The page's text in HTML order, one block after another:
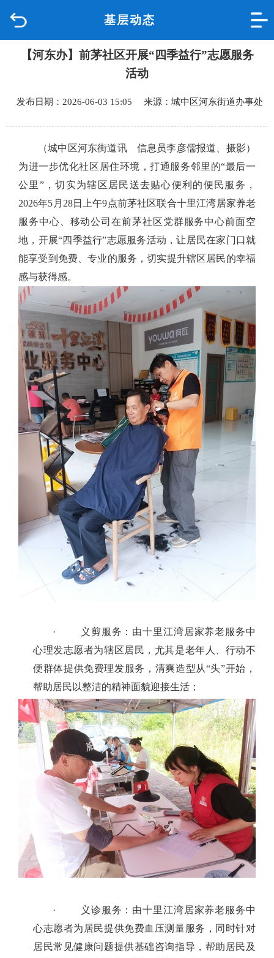
基层动态
品质城中
政府信息公开
互动回应
数据专题
【河东办】前茅社区开展“四季益行”志愿服务
活动
发布日期：2026-06-03 15:05 来源：城中区河东街道办事处
（城中区河东街道讯 信息员李彦儒报道、摄影）
为进一步优化社区居住环境，打通服务邻里的“最后一
公里 ”，切实为辖区居民送去贴心便利的便民服务，
2026年5 月 28日上午9点前茅社区联合十里江湾居家养老
服务中心、移动公司在前茅社区党群服务中心前面空
地， 开展“四季益行”志愿服务活动，让 居民在家门口就
能享受到免费、专业的服务，切实提升辖区居民的幸福
感与获得感。
· 义剪服务：由十里江湾居家养老服务中
心理发志愿者为辖区居民，尤其是老年人、行动不
便群体提供免费理发服务，清爽造型从“头”开始，
帮助居民以整洁的精神面貌迎接生活；
· 义诊服务：由十里江湾居家养老服务中
心志愿者为居民提供免费血压测量服务，同时针对
居民常见健康问题提供基础咨询指导，帮助居民及